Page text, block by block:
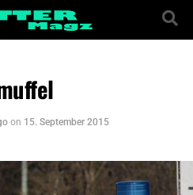
on 15. September 2015